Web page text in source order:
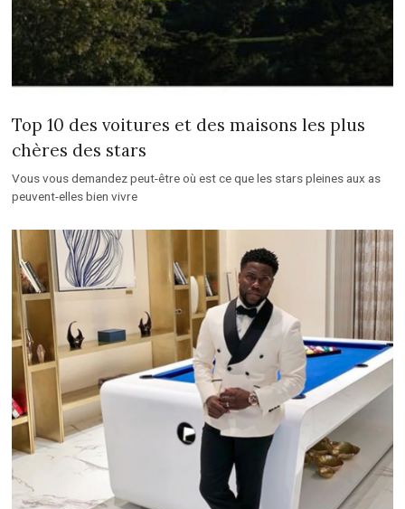
Top 10 des voitures et des maisons les plus
chères des stars
Vous vous demandez peut-être où est ce que les stars pleines aux as
peuvent-elles bien vivre